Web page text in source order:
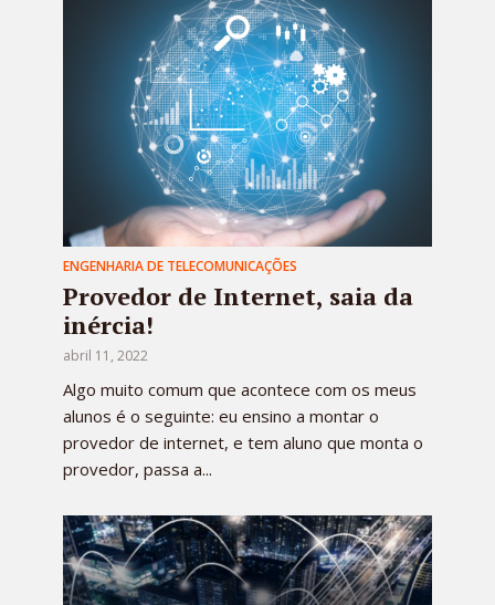
ENGENHARIA DE TELECOMUNICAÇÕES
Provedor de Internet, saia da
inércia!
abril 11, 2022
Algo muito comum que acontece com os meus
alunos é o seguinte: eu ensino a montar o
provedor de internet, e tem aluno que monta o
provedor, passa a...